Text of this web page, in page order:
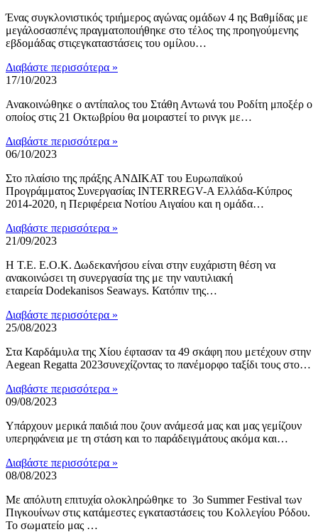
Ένας συγκλονιστικός τριήμερος αγώνας ομάδων 4 ης Βαθμίδας με
μεγάλοσασπένς πραγματοποιήθηκε στο τέλος της προηγούμενης
εβδομάδας στιςεγκαταστάσεις του ομίλου…
Διαβάστε περισσότερα »
17/10/2023
Ανακοινώθηκε ο αντίπαλος του Στάθη Αντωνά του Ροδίτη μποξέρ ο
οποίος στις 21 Οκτωβρίου θα μοιραστεί το ρινγκ με…
Διαβάστε περισσότερα »
06/10/2023
Στο πλαίσιο της πράξης ΑΝΔΙΚΑΤ του Ευρωπαϊκού
Προγράμματος Συνεργασίας INTERREGV-A Ελλάδα-Κύπρος
2014-2020, η Περιφέρεια Νοτίου Αιγαίου και η ομάδα…
Διαβάστε περισσότερα »
21/09/2023
Η Τ.Ε. Ε.Ο.Κ. Δωδεκανήσου είναι στην ευχάριστη θέση να
ανακοινώσει τη συνεργασία της με την ναυτιλιακή
εταιρεία Dodekanisos Seaways. Κατόπιν της…
Διαβάστε περισσότερα »
25/08/2023
Στα Καρδάμυλα της Χίου έφτασαν τα 49 σκάφη που μετέχουν στην
Αegean Regatta 2023συνεχίζοντας το πανέμορφο ταξίδι τους στο…
Διαβάστε περισσότερα »
09/08/2023
Υπάρχουν μερικά παιδιά που ζουν ανάμεσά μας και μας γεμίζουν
υπερηφάνεια με τη στάση και το παράδειγμάτους ακόμα και…
Διαβάστε περισσότερα »
08/08/2023
Με απόλυτη επιτυχία ολοκληρώθηκε το 3ο Summer Festival των
Πιγκουίνων στις κατάμεστες εγκαταστάσεις του Κολλεγίου Ρόδου.
Το σωματείο μας …